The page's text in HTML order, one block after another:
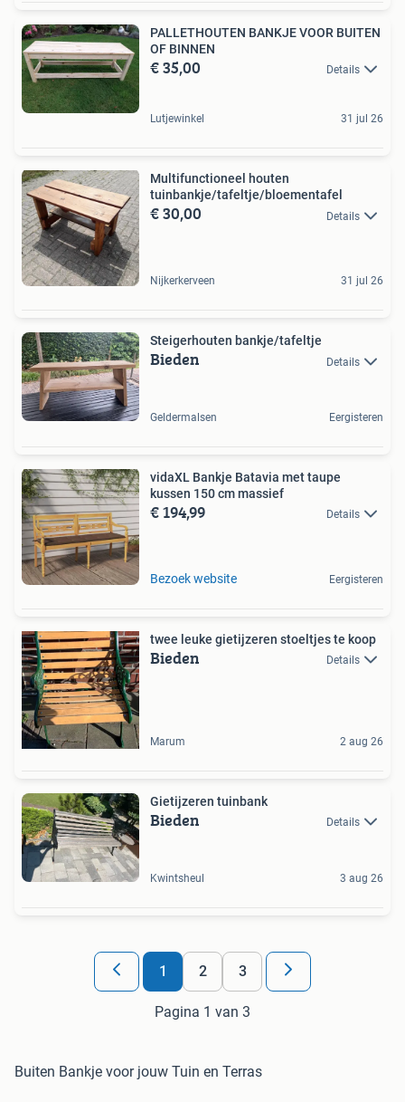
PALLETHOUTEN BANKJE VOOR BUITEN
OF BINNEN
€ 35,00 Details
Lutjewinkel 31 jul 26
Multifunctioneel houten
tuinbankje/tafeltje/bloementafel
€ 30,00 Details
Nijkerkerveen 31 jul 26
Steigerhouten bankje/tafeltje
Bieden Details
Geldermalsen Eergisteren
vidaXL Bankje Batavia met taupe
kussen 150 cm massief
€ 194,99 Details
Bezoek website Eergisteren
twee leuke gietijzeren stoeltjes te koop
Bieden Details
Marum 2 aug 26
Gietijzeren tuinbank
Bieden Details
Kwintsheul 3 aug 26
1 2 3
Pagina 1 van 3
Buiten Bankje voor jouw Tuin en Terras